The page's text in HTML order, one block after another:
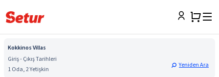
Kokkinos Villas
Giriş - Çıkış Tarihleri
1 Oda, 2 Yetişkin
Yeniden Ara